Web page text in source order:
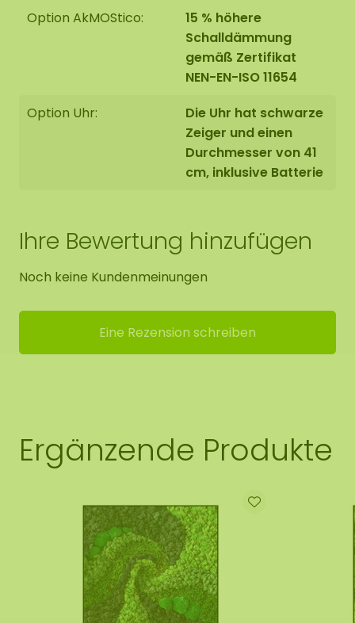
Option AkMOStico:
15 % höhere
Schalldämmung
gemäß Zertifikat
NEN-EN-ISO 11654
Option Uhr:
Die Uhr hat schwarze
Zeiger und einen
Durchmesser von 41
cm, inklusive Batterie
Ihre Bewertung hinzufügen
Noch keine Kundenmeinungen
Eine Rezension schreiben
Ergänzende Produkte